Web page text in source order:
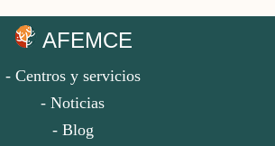
AFEMCE
- Centros y servicios
- Noticias
- Blog